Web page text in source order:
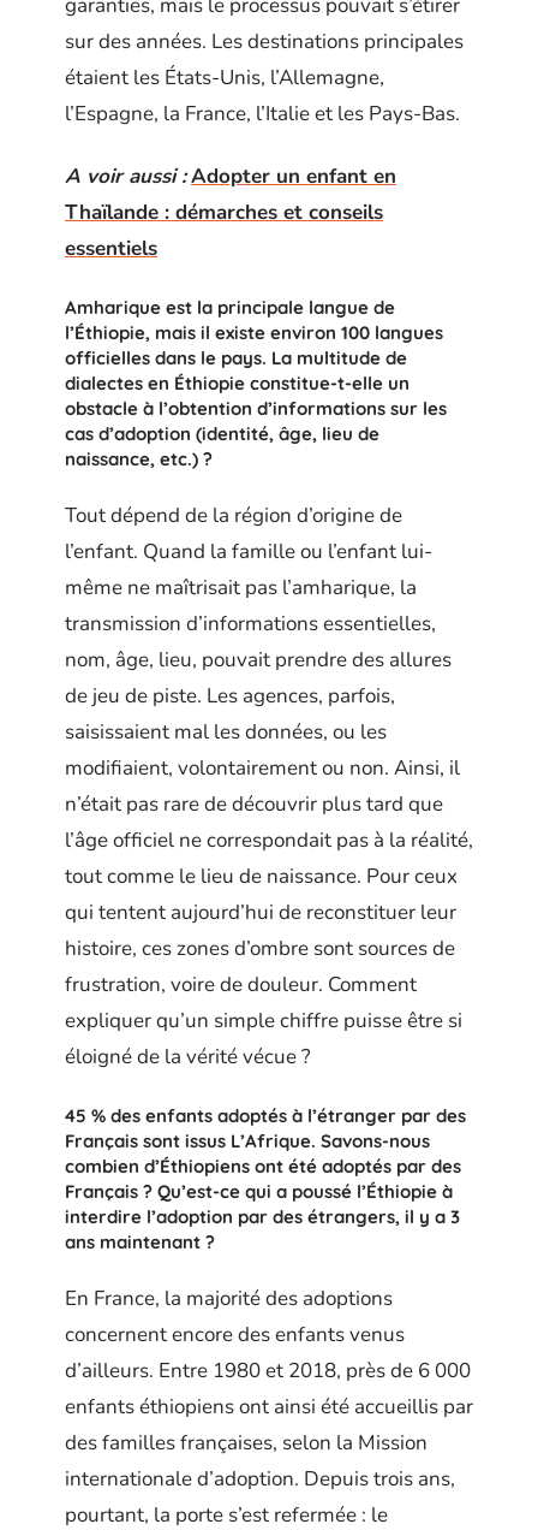
sur des années. Les destinations principales
étaient les États-Unis, l’Allemagne,
l’Espagne, la France, l’Italie et les Pays-Bas.
A voir aussi :Adopter un enfant en
Thaïlande : démarches et conseils
essentiels
Amharique est la principale langue de
l’Éthiopie, mais il existe environ 100 langues
officielles dans le pays. La multitude de
dialectes en Éthiopie constitue-t-elle un
obstacle à l’obtention d’informations sur les
cas d’adoption (identité, âge, lieu de
naissance, etc.) ?
Tout dépend de la région d’origine de
l’enfant. Quand la famille ou l’enfant lui-
même ne maîtrisait pas l’amharique, la
transmission d’informations essentielles,
nom, âge, lieu, pouvait prendre des allures
de jeu de piste. Les agences, parfois,
saisissaient mal les données, ou les
modifiaient, volontairement ou non. Ainsi, il
n’était pas rare de découvrir plus tard que
l’âge officiel ne correspondait pas à la réalité,
tout comme le lieu de naissance. Pour ceux
qui tentent aujourd’hui de reconstituer leur
histoire, ces zones d’ombre sont sources de
frustration, voire de douleur. Comment
expliquer qu’un simple chiffre puisse être si
éloigné de la vérité vécue ?
45 % des enfants adoptés à l’étranger par des
Français sont issus L’Afrique. Savons-nous
combien d’Éthiopiens ont été adoptés par des
Français ? Qu’est-ce qui a poussé l’Éthiopie à
interdire l’adoption par des étrangers, il y a 3
ans maintenant ?
En France, la majorité des adoptions
concernent encore des enfants venus
d’ailleurs. Entre 1980 et 2018, près de 6 000
enfants éthiopiens ont ainsi été accueillis par
des familles françaises, selon la Mission
internationale d’adoption. Depuis trois ans,
pourtant, la porte s’est refermée : le